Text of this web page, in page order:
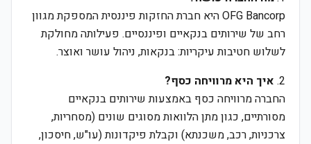
OFG Bancorp היא חברת החזקות פיננסית המספקת מגוון
רחב של שירותים בנקאיים ופיננסיים. פעילותה מחולקת
לשלוש חטיבות עיקריות: בנקאות, ניהול עושר ואוצר.
2. איך היא מרוויחה כסף?
החברה מרוויחה כסף באמצעות שירותים בנקאיים
מסורתיים, כגון מתן הלוואות מסוגים שונים (מסחריות,
צרכניות, רכב, משכנתא) וקבלת פיקדונות (עו"ש, חיסכון,